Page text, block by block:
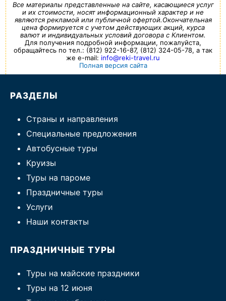
Все материалы представленные на сайте, касающиеся услуг
и их стоимости, носят информационный характер и не
являются рекламой или публичной офертой.Окончательная
цена формируется с учетом действующих акций, курса
валют и индивидуальных условий договора с Клиентом.
Для получения подробной информации, пожалуйста,
обращайтесь по тел.: (812) 922-16-87, (812) 324-05-78, а так
же e-mail: info@reki-travel.ru
Полная версия сайта
РАЗДЕЛЫ
Страны и направления
Специальные предложения
Автобусные туры
Круизы
Туры на пароме
Праздничные туры
Услуги
Наши контакты
ПРАЗДНИЧНЫЕ ТУРЫ
Туры на майские праздники
Туры на 12 июня